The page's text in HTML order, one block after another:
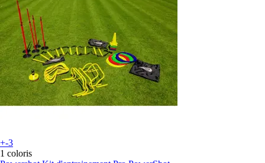
+-3
1 coloris